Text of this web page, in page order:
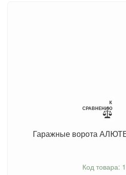
К
СРАВНЕНИЮ
Гаражные ворота
Код товара: